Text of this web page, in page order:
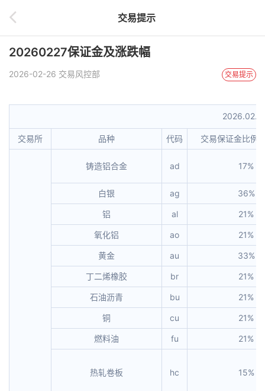
交易提示
20260227保证金及涨跌幅
2026-02-26 交易风控部 交易提示
交易所 品种 代码 交易保证金比例
铸造铝合金 ad 17%
白银 ag 36%
铝 al 21%
氧化铝 ao 21%
黄金 au 33%
丁二烯橡胶 br 21%
石油沥青 bu 21%
铜 cu 21%
燃料油 fu 21%
热轧卷板 hc 15%